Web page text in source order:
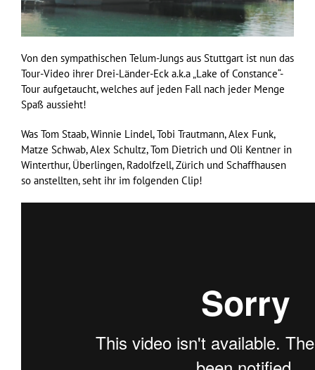
Von den sympathischen Telum-Jungs aus Stuttgart ist nun das
Tour-Video ihrer Drei-Länder-Eck a.k.a „Lake of Constance“-
Tour aufgetaucht, welches auf jeden Fall nach jeder Menge
Spaß aussieht!
Was Tom Staab, Winnie Lindel, Tobi Trautmann, Alex Funk,
Matze Schwab, Alex Schultz, Tom Dietrich und Oli Kentner in
Winterthur, Überlingen, Radolfzell, Zürich und Schaffhausen
so anstellten, seht ihr im folgenden Clip!